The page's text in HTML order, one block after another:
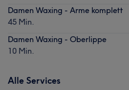
Damen Waxing - Arme komplett
45 Min.
Damen Waxing - Oberlippe
10 Min.
Alle Services